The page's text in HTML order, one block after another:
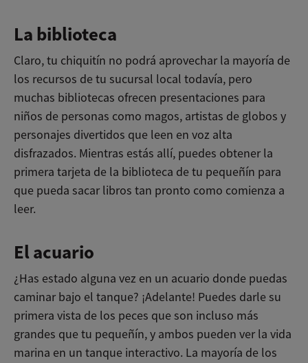
La biblioteca
Claro, tu chiquitín no podrá aprovechar la mayoría de
los recursos de tu sucursal local todavía, pero
muchas bibliotecas ofrecen presentaciones para
niños de personas como magos, artistas de globos y
personajes divertidos que leen en voz alta
disfrazados. Mientras estás allí, puedes obtener la
primera tarjeta de la biblioteca de tu pequeñín para
que pueda sacar libros tan pronto como comienza a
leer.
El acuario
¿Has estado alguna vez en un acuario donde puedas
caminar bajo el tanque? ¡Adelante! Puedes darle su
primera vista de los peces que son incluso más
grandes que tu pequeñín, y ambos pueden ver la vida
marina en un tanque interactivo. La mayoría de los